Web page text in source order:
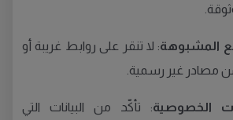
المشبوهة: لا تنقر على روابط غريبة أو
مصادر غير رسمية.
الخصوصية: تأكّد من البيانات التي